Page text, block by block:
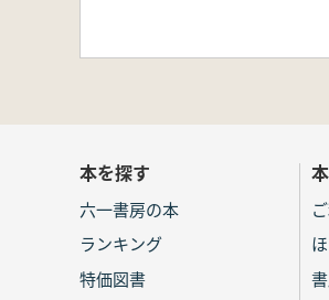
本を探す
六一書房の本
ランキング
特価図書